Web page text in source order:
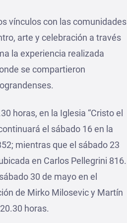
vínculos con las comunidades
arte y celebración a través
la experiencia realizada
se compartieron
horas, en la Iglesia “Cristo el
el sábado 16 en la
mientras que el sábado 23
en Carlos Pellegrini 816.
30 de mayo en el
de Mirko Milosevic y Martín
horas.